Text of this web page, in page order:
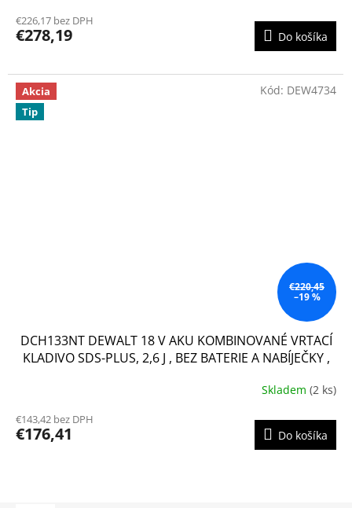
produktu
je
5
hviezdičiek.
€226,17 bez DPH
€278,19 Do košíka
Akcia
Tip
€220,45
–19 %
DCH133NT DEWALT 18 V AKU KOMBINOVANÉ VRTACÍ
KLADIVO SDS-PLUS, 2,6 J , BEZ BATERIE A NABÍJEČKY ,
Skladem (2 ks)
€143,42 bez DPH
€176,41 Do košíka
Kód: DEW4734